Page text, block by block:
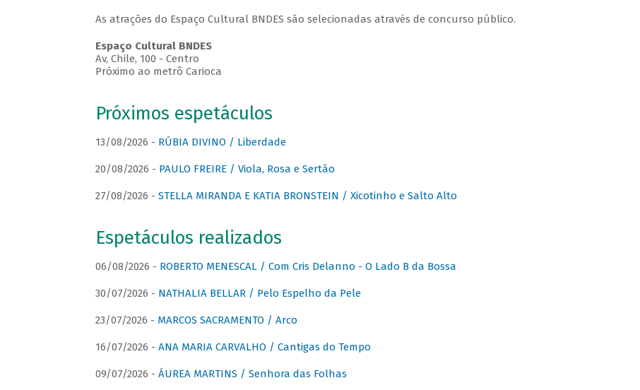
As atrações do Espaço Cultural BNDES são selecionadas através de concurso público.
Espaço Cultural BNDES
Av, Chile, 100 - Centro
Próximo ao metrô Carioca
Próximos espetáculos
13/08/2026 - RÚBIA DIVINO / Liberdade
20/08/2026 - PAULO FREIRE / Viola, Rosa e Sertão
27/08/2026 - STELLA MIRANDA E KATIA BRONSTEIN / Xicotinho e Salto Alto
Espetáculos realizados
06/08/2026 - ROBERTO MENESCAL / Com Cris Delanno - O Lado B da Bossa
30/07/2026 - NATHALIA BELLAR / Pelo Espelho da Pele
23/07/2026 - MARCOS SACRAMENTO / Arco
16/07/2026 - ANA MARIA CARVALHO / Cantigas do Tempo
09/07/2026 - ÁUREA MARTINS / Senhora das Folhas